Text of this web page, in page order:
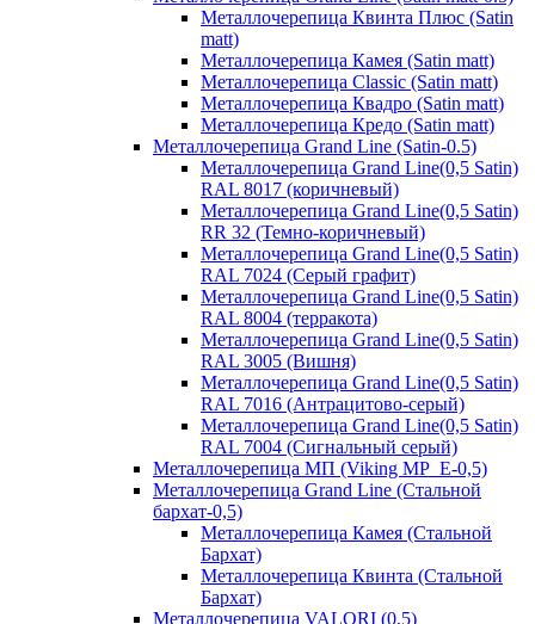
Металлочерепица Квинта Плюс (Satin
matt)
Металлочерепица Камея (Satin matt)
Металлочерепица Classic (Satin matt)
Металлочерепица Квадро (Satin matt)
Металлочерепица Кредо (Satin matt)
Металлочерепица Grand Line (Satin-0.5)
Металлочерепица Grand Line(0,5 Satin)
RAL 8017 (коричневый)
Металлочерепица Grand Line(0,5 Satin)
RR 32 (Темно-коричневый)
Металлочерепица Grand Line(0,5 Satin)
RAL 7024 (Серый графит)
Металлочерепица Grand Line(0,5 Satin)
RAL 8004 (терракота)
Металлочерепица Grand Line(0,5 Satin)
RAL 3005 (Вишня)
Металлочерепица Grand Line(0,5 Satin)
RAL 7016 (Антрацитово-серый)
Металлочерепица Grand Line(0,5 Satin)
RAL 7004 (Сигнальный серый)
Металлочерепица МП (Viking MP_E-0,5)
Металлочерепица Grand Line (Стальной
бархат-0,5)
Металлочерепица Камея (Стальной
Бархат)
Металлочерепица Квинта (Стальной
Бархат)
Металлочерепица VALORI (0,5)